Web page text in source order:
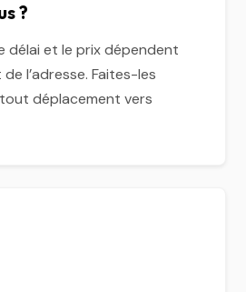
?
délai et le prix dépendent
l’adresse. Faites-les
déplacement vers